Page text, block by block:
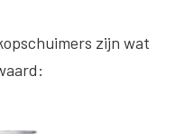
zijn wat